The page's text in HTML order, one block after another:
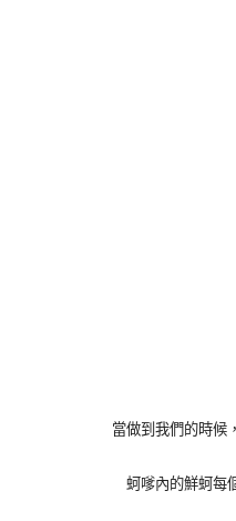
當做到我們的時候
蚵嗲內的鮮蚵每